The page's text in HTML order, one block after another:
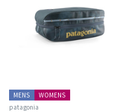
MENS
WOMENS
patagonia